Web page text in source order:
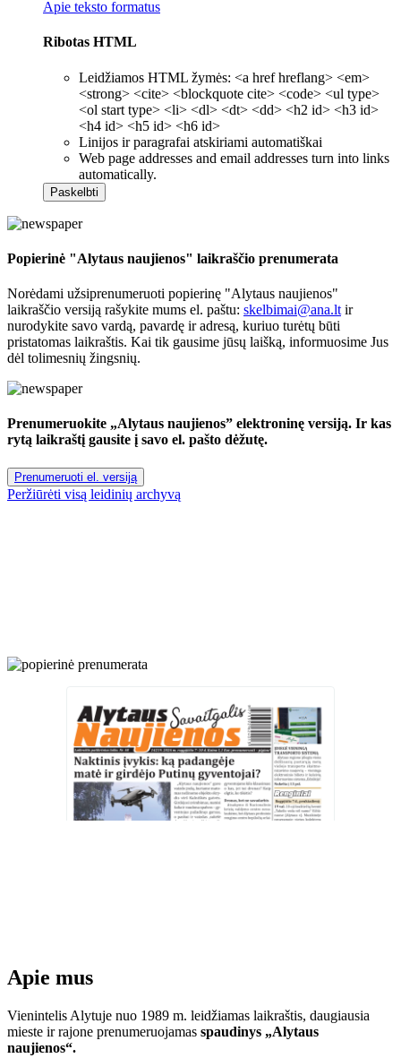
Apie teksto formatus
Ribotas HTML
Leidžiamos HTML žymės: <a href hreflang> <em>
<strong> <cite> <blockquote cite> <code> <ul type>
<ol start type> <li> <dl> <dt> <dd> <h2 id> <h3 id>
<h4 id> <h5 id> <h6 id>
Linijos ir paragrafai atskiriami automatiškai
Web page addresses and email addresses turn into links
automatically.
Popierinė "Alytaus naujienos" laikraščio prenumerata
Norėdami užsiprenumeruoti popierinę "Alytaus naujienos"
laikraščio versiją rašykite mums el. paštu: skelbimai@ana.lt ir
nurodykite savo vardą, pavardę ir adresą, kuriuo turėtų būti
pristatomas laikraštis. Kai tik gausime jūsų laišką, informuosime Jus
dėl tolimesnių žingsnių.
Prenumeruokite „Alytaus naujienos” elektroninę versiją. Ir kas
rytą laikraštį gausite į savo el. pašto dėžutę.
Prenumeruoti el. versiją
Peržiūrėti visą leidinių archyvą
Apie mus
Vienintelis Alytuje nuo 1989 m. leidžiamas laikraštis, daugiausia
mieste ir rajone prenumeruojamas spaudinys „Alytaus
naujienos“.